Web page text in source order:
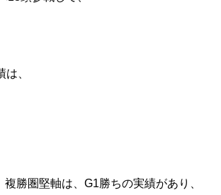
、
複勝圏堅軸は、G1勝ちの実績があり、